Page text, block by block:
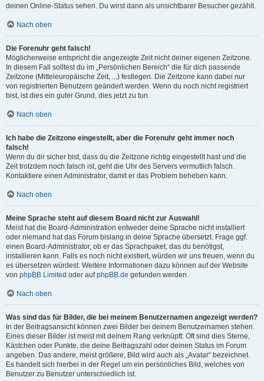
deinen Online-Status sehen. Du wirst dann als unsichtbarer Besucher gezählt.
Nach oben
Die Forenuhr geht falsch!
Möglicherweise entspricht die angezeigte Zeit nicht deiner eigenen Zeitzone.
In diesem Fall solltest du im „Persönlichen Bereich“ die für dich passende
Zeitzone (Mitteleuropäische Zeit, ...) festlegen. Die Zeitzone kann dabei nur
von registrierten Benutzern geändert werden. Wenn du noch nicht registriert
bist, ist dies ein guter Grund, dies jetzt zu tun.
Nach oben
Ich habe die Zeitzone eingestellt, aber die Forenuhr geht immer noch
falsch!
Wenn du dir sicher bist, dass du die Zeitzone richtig eingestellt hast und die
Zeit trotzdem noch falsch ist, geht die Uhr des Servers vermutlich falsch.
Kontaktiere einen Administrator, damit er das Problem beheben kann.
Nach oben
Meine Sprache steht auf diesem Board nicht zur Auswahl!
Meist hat die Board-Administration entweder deine Sprache nicht installiert
oder niemand hat das Forum bislang in deine Sprache übersetzt. Frage ggf.
einen Board-Administrator, ob er das Sprachpaket, das du benötigst,
installieren kann. Falls es noch nicht existiert, würden wir uns freuen, wenn du
es übersetzen würdest. Weitere Informationen dazu können auf der Website
von phpBB Limited oder aufphpBB.de gefunden werden.
Nach oben
Was sind das für Bilder, die bei meinem Benutzernamen angezeigt werden?
In der Beitragsansicht können zwei Bilder bei deinem Benutzernamen stehen.
Eines dieser Bilder ist meist mit deinem Rang verknüpft: Oft sind dies Sterne,
Kästchen oder Punkte, die deine Beitragszahl oder deinen Status im Forum
angeben. Das andere, meist größere, Bild wird auch als „Avatar“ bezeichnet.
Es handelt sich hierbei in der Regel um ein persönliches Bild, welches von
Benutzer zu Benutzer unterschiedlich ist.